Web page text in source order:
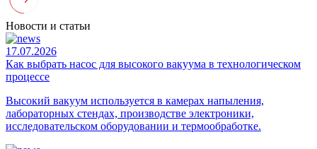
Новости и статьи
17.07.2026
Как выбрать насос для высокого вакуума в технологическом
процессе
Высокий вакуум используется в камерах напыления,
лабораторных стендах, производстве электроники,
исследовательском оборудовании и термообработке.